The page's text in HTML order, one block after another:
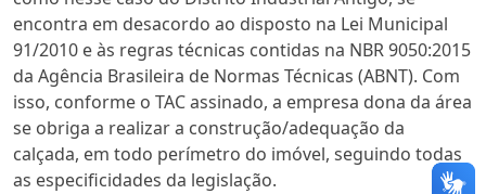
encontra em desacordo ao disposto na Lei Municipal
91/2010 e às regras técnicas contidas na NBR 9050:2015
da Agência Brasileira de Normas Técnicas (ABNT). Com
isso, conforme o TAC assinado, a empresa dona da área
se obriga a realizar a construção/adequação da
calçada, em todo perímetro do imóvel, seguindo todas
as especificidades da legislação.